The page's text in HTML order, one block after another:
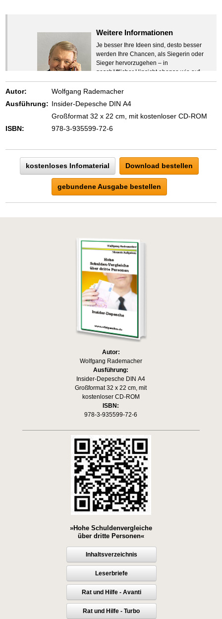
Weitere Informationen
Je besser Ihre Ideen sind, desto besser
werden Ihre Chancen, als Siegerin oder
Sieger hervorzugehen – in
geschäftlicher Hinsicht ebenso wie auf
beruflichem oder privatem Gebiet. Denn
eins ist todsicher:
Zeigen Sie mit der Maus hierhin, um
Autor:
Wolfgang Rademacher
Ausführung: Insider-Depesche DIN A4
Großformat 32 x 22 cm, mit kostenloser CD-ROM
ISBN:
978-3-935599-72-6
kostenloses Infomaterial Download bestellen
gebundene Ausgabe bestellen
Autor:
Wolfgang Rademacher
Ausführung:
Insider-Depesche DIN A4
Großformat 32 x 22 cm, mit
kostenloser CD-ROM
ISBN:
978-3-935599-72-6
»Hohe Schuldenvergleiche
über dritte Personen«
Inhaltsverzeichnis
Leserbriefe
Rat und Hilfe - Avanti
Rat und Hilfe - Turbo